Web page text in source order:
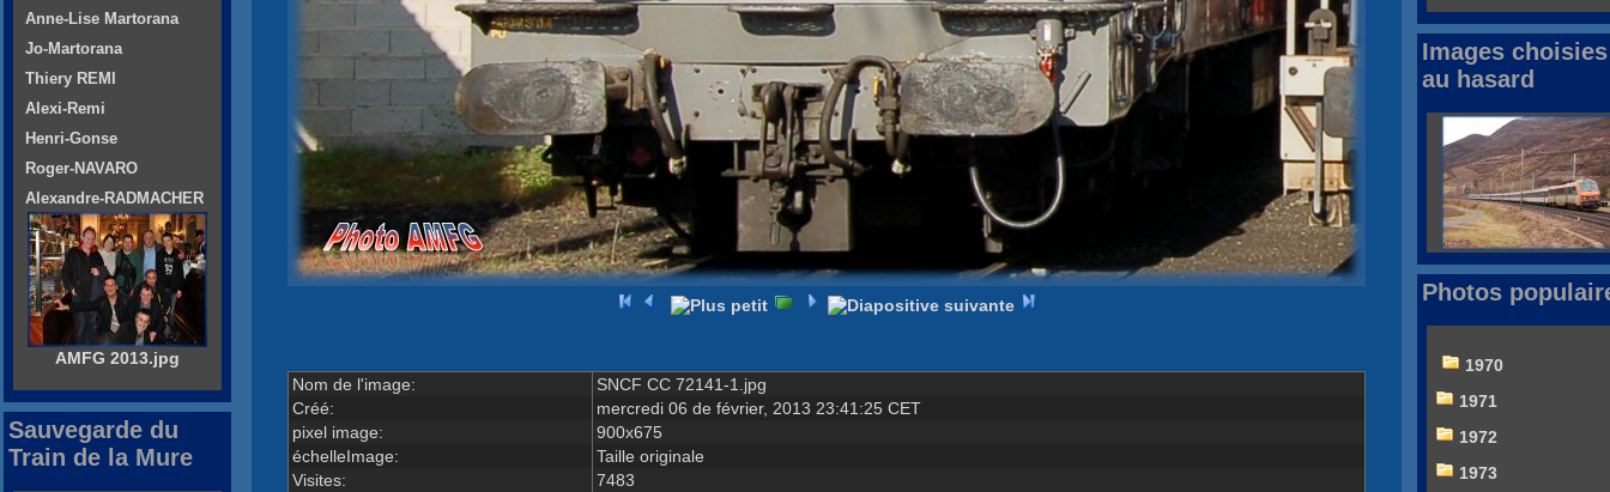
Nom de l'image:
SNCF CC 72141-1.jpg
Créé:
mercredi 06 de février, 2013 23:41:25 CET
pixel image:
900x675
échelleImage:
Taille originale
Visites:
7483
Anne-Lise Martorana
Jo-Martorana
Thiery REMI
Alexi-Remi
Henri-Gonse
Roger-NAVARO
Alexandre-RADMACHER
AMFG 2013.jpg
Sauvegarde du
Train de la Mure
Images choisies
au hasard
Photos
1970
1971
1972
1973